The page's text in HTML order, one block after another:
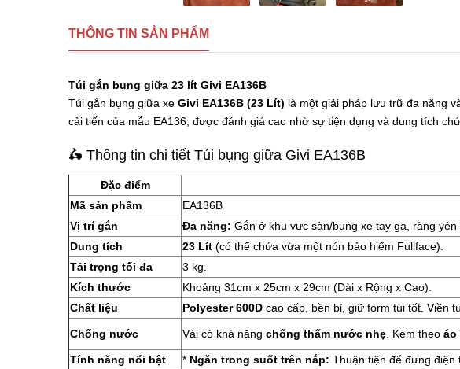
THÔNG TIN SẢN PHẨM
Túi gắn bụng giữa 23 lít Givi EA136B
Túi gắn bụng giữa xe Givi EA136B (23 Lít) là một giải pháp lưu trữ đa năng
cải tiến của mẫu EA136, được đánh giá cao nhờ sự tiện dụng và dung tích
🛵 Thông tin chi tiết Túi bụng giữa Givi EA136B
Đặc điểm
Mã sản phẩm
EA136B
Vị trí gắn
Đa năng: Gắn ở khu vực sàn/bụng xe tay ga, ràng yên
Dung tích
23 Lít (có thể chứa vừa một nón bảo hiểm Fullface).
Tải trọng tối đa
3 kg.
Kích thước
Khoảng 31cm x 25cm x 29cm (Dài x Rộng x Cao).
Chất liệu
Polyester 600D cao cấp, bền bỉ, giữ form túi tốt. Viền
Chống nước Vải có khả năng chống thấm nước nhẹ . Kèm theo áo
Tính năng nổi bật * Ngăn trong suốt trên nắp: Thuận tiện để đựng điện